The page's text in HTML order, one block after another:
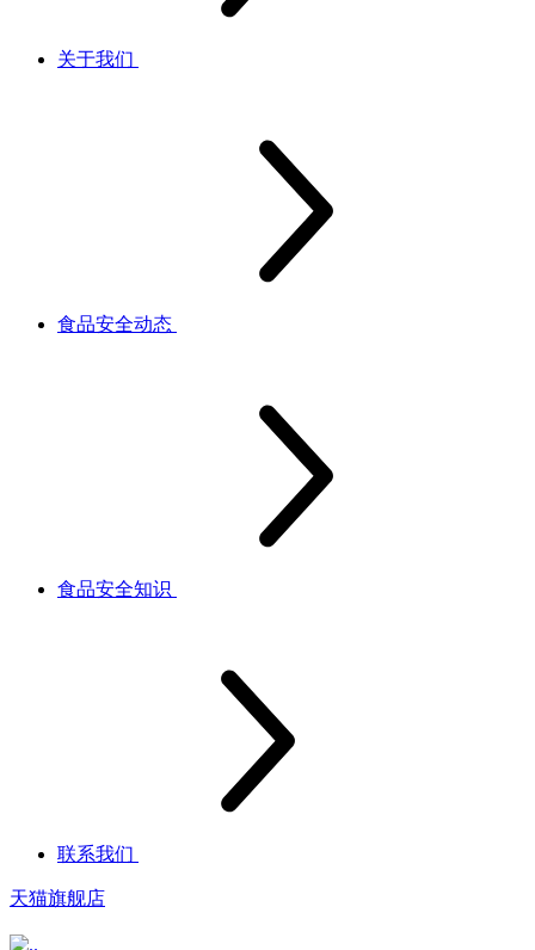
关于我们
食品安全动态
食品安全知识
联系我们
天猫旗舰店